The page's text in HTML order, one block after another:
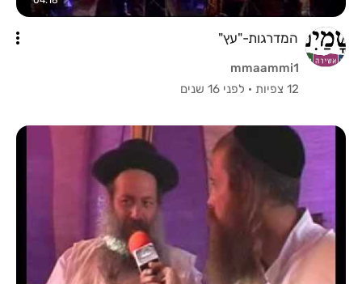
המדרגות-"עץ"
mmaammi1
12 צפיות
· לפני 16 שנים